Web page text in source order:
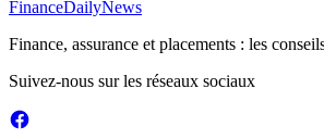
FinanceDailyNews
Finance, assurance et placements : les
Suivez-nous sur les réseaux sociaux